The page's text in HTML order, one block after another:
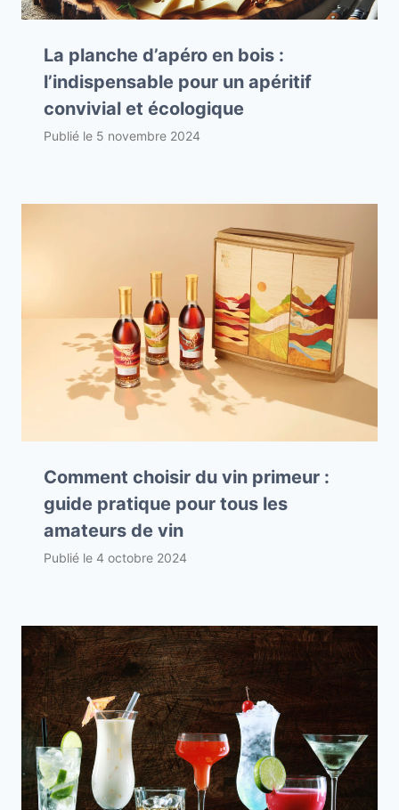
La planche d’apéro en bois :
l’indispensable pour un apéritif
convivial et écologique
Publié le 5 novembre 2024
Comment choisir du vin primeur :
guide pratique pour tous les
amateurs de vin
Publié le 4 octobre 2024